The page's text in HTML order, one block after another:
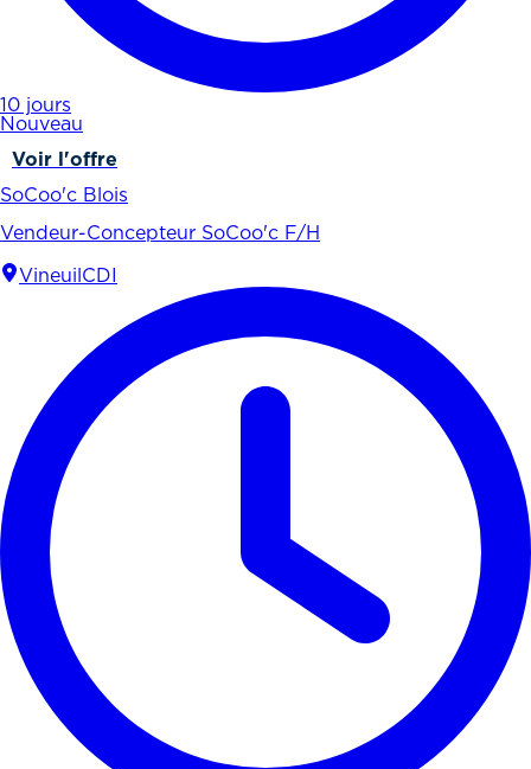
10 jours
Nouveau
Voir l'offre
SoCoo'c Blois
Vendeur-Concepteur SoCoo'c F/H
Vineuil CDI